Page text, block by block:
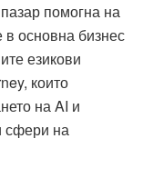
помогна на
в основна бизнес
езикови
които
на AI и
сфери на